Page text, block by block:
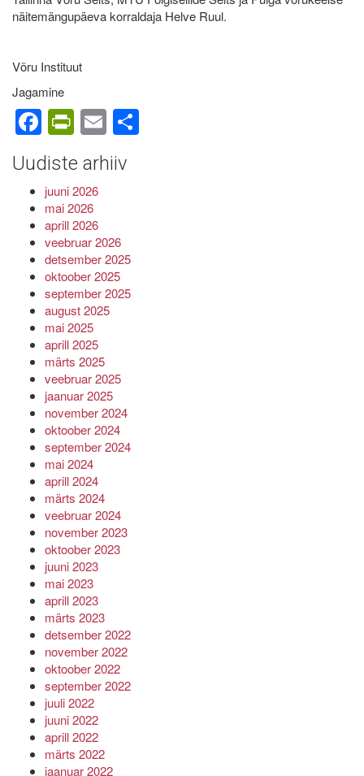
näitemängupäeva korraldaja Helve Ruul.
Võru Instituut
Jagamine
Facebook
PrintFriendly
Email
Uudiste arhiiv
juuni 2026
mai 2026
aprill 2026
veebruar 2026
detsember 2025
oktoober 2025
september 2025
august 2025
mai 2025
aprill 2025
märts 2025
veebruar 2025
jaanuar 2025
november 2024
oktoober 2024
september 2024
mai 2024
aprill 2024
märts 2024
veebruar 2024
november 2023
oktoober 2023
juuni 2023
mai 2023
aprill 2023
märts 2023
detsember 2022
november 2022
oktoober 2022
september 2022
juuli 2022
juuni 2022
aprill 2022
märts 2022
jaanuar 2022